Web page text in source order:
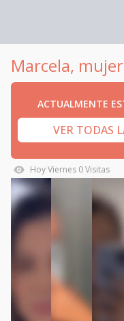
Marcela,
ACTUALMENTE
VER TODAS
HoyViernes 0Visitas